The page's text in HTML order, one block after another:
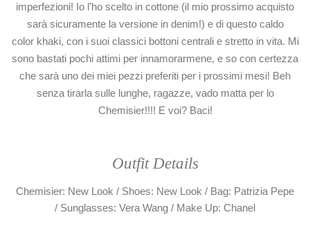
imperfezioni! Io l’ho scelto in cottone (il mio prossimo acquisto
sarà sicuramente la versione in denim!) e di questo caldo
color khaki, con i suoi classici bottoni centrali e stretto in vita. Mi
sono bastati pochi attimi per innamorarmene, e so con certezza
che sarà uno dei miei pezzi preferiti per i prossimi mesi! Beh
senza tirarla sulle lunghe, ragazze, vado matta per lo
Chemisier!!!! E voi? Baci!
Outfit Details
Chemisier: New Look / Shoes: New Look / Bag: Patrizia Pepe
/ Sunglasses: Vera Wang / Make Up: Chanel